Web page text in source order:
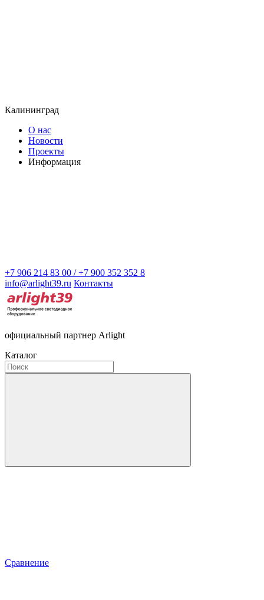
Калининград
О нас
Новости
Проекты
Информация
+7 906 214 83 00 / +7 900 352 352 8
info@arlight39.ru Контакты
официальный партнер Arlight
Каталог
Сравнение